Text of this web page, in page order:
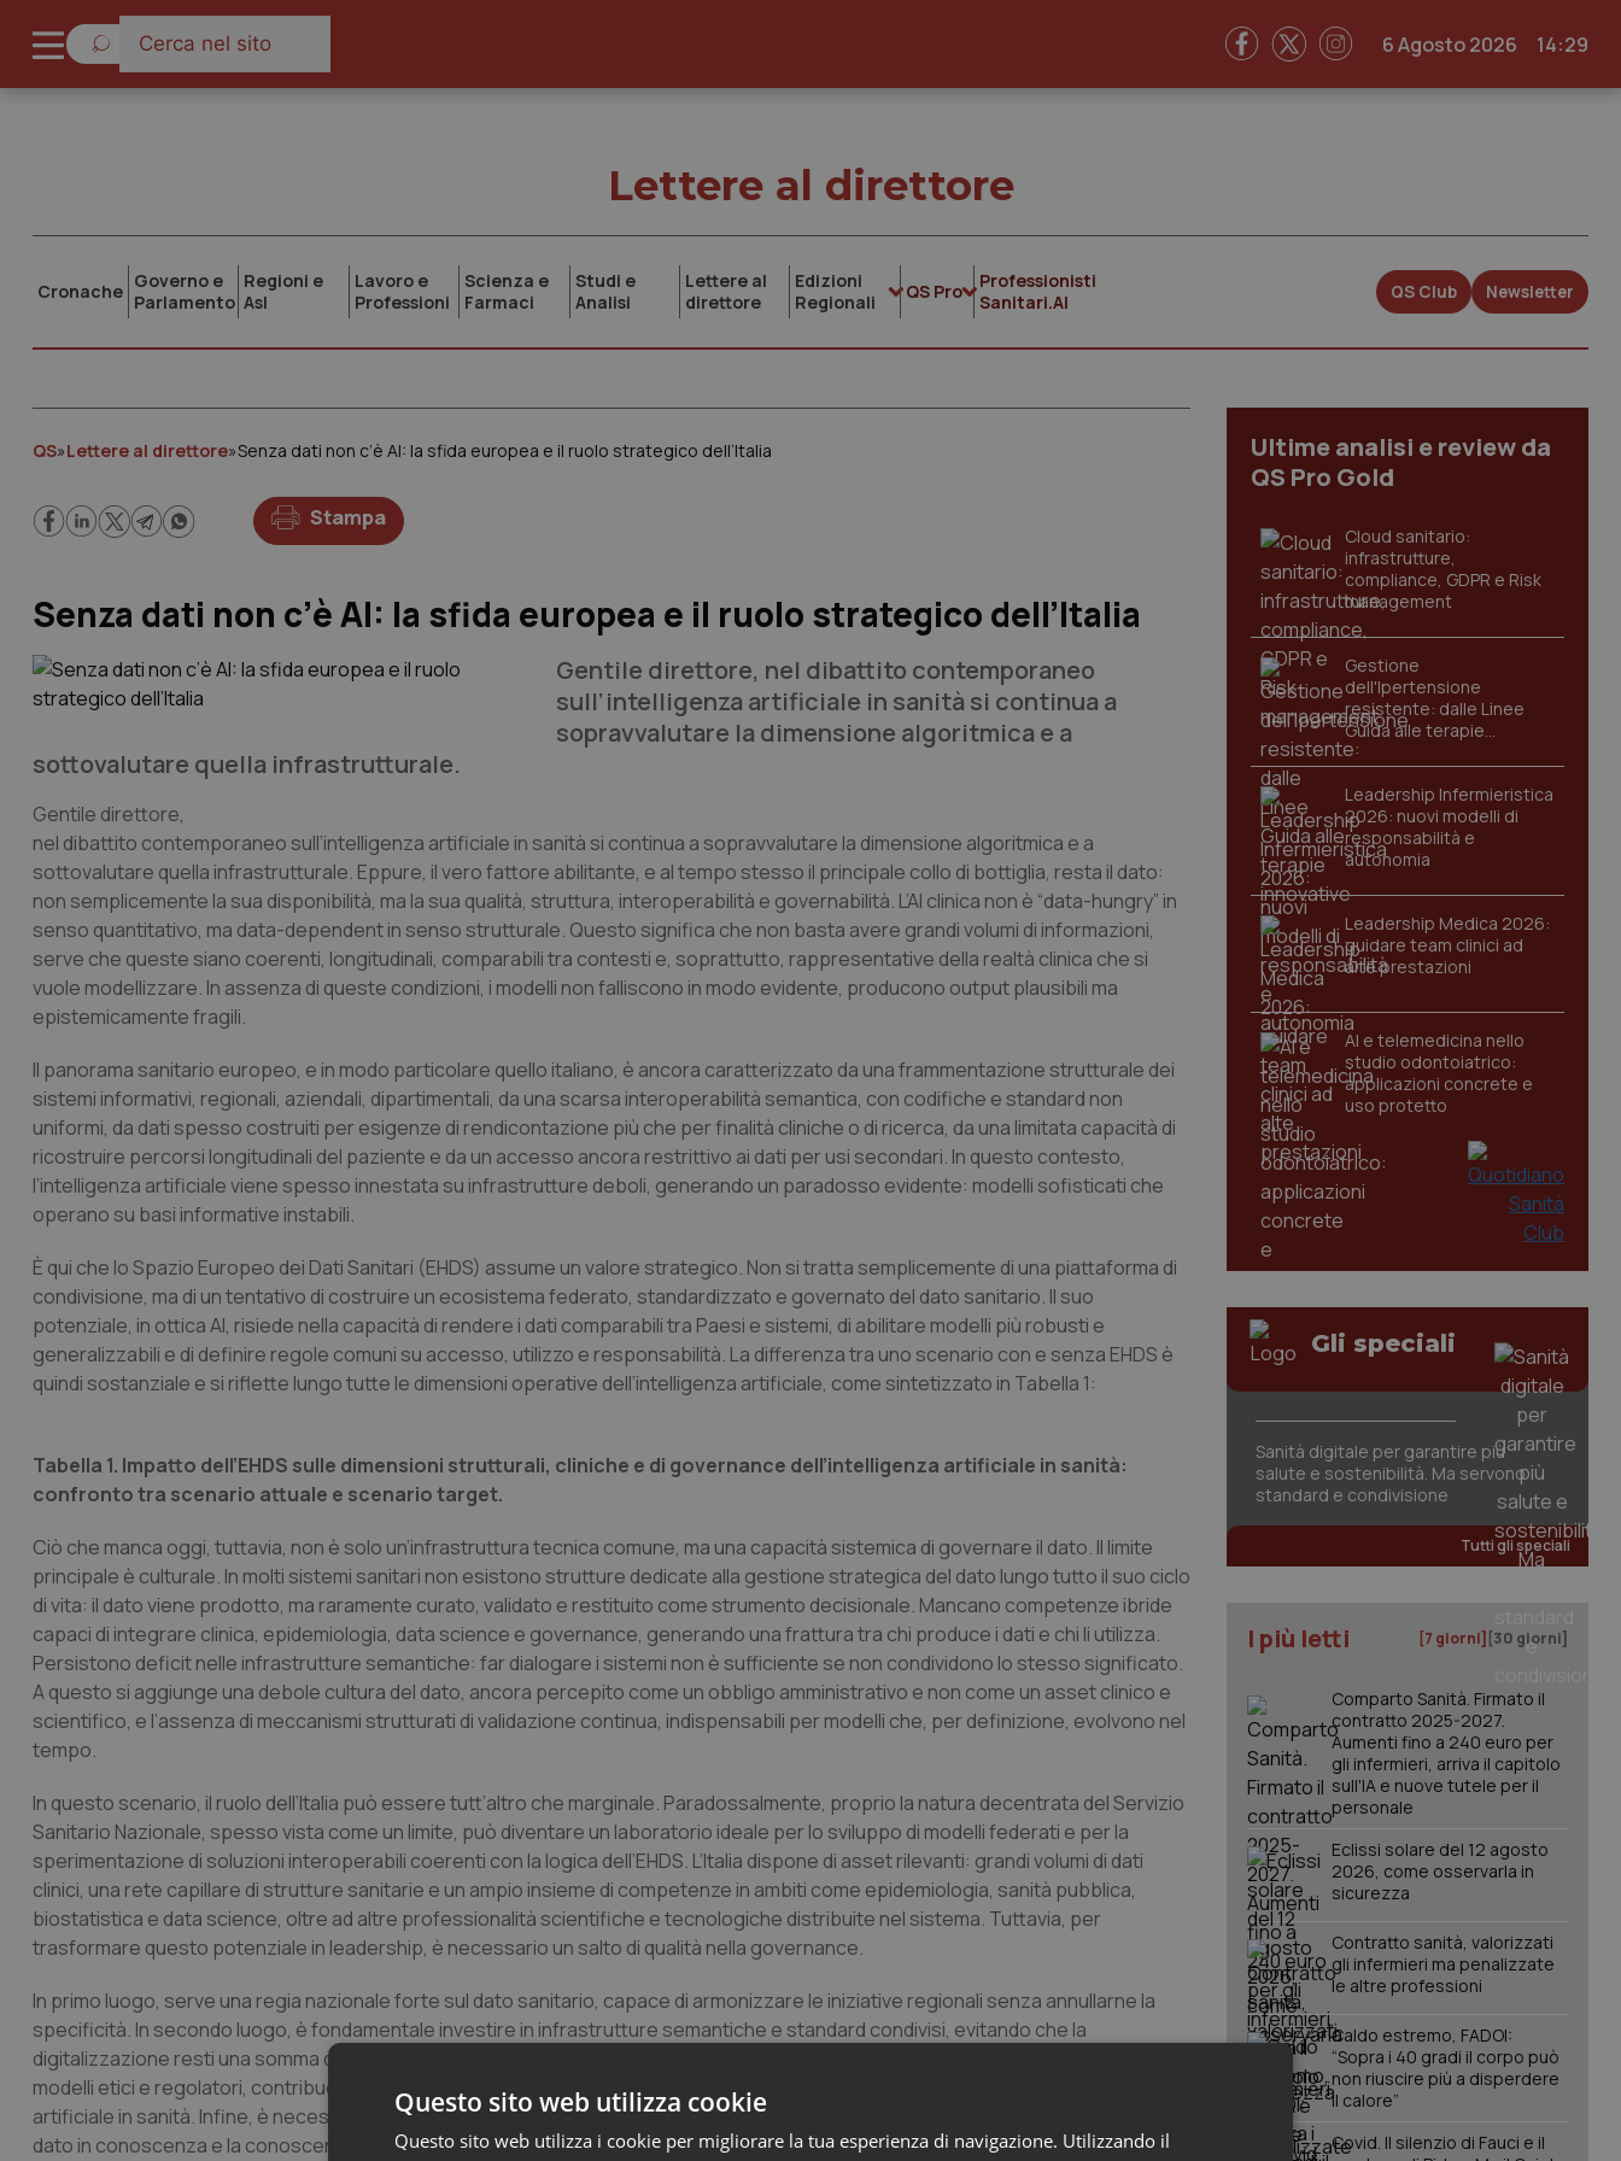
6 Agosto 2026 14:29
Lettere al direttore
Cronache Governo e
Parlamento
Regioni e
Asl
Lavoro e
Professioni
Scienza e
Farmaci
Studi e
Analisi
Lettere al
direttore
Edizioni
Regionali
QS Pro
Professionisti
Sanitari.AI
QS Club Newsletter
QS»Lettere al direttore»Senza dati non c’è AI: la sfida europea e il ruolo strategico dell’Italia
Stampa
Senza dati non c’è AI: la sfida europea e il ruolo strategico dell’Italia
Gentile direttore, nel dibattito contemporaneo
sull’intelligenza artificiale in sanità si continua a
sopravvalutare la dimensione algoritmica e a
sottovalutare quella infrastrutturale.
Gentile direttore,
nel dibattito contemporaneo sull’intelligenza artificiale in sanità si continua a sopravvalutare la dimensione algoritmica e a
sottovalutare quella infrastrutturale. Eppure, il vero fattore abilitante, e al tempo stesso il principale collo di bottiglia, resta il dato:
non semplicemente la sua disponibilità, ma la sua qualità, struttura, interoperabilità e governabilità. L’AI clinica non è “data-hungry” in
senso quantitativo, ma data-dependent in senso strutturale. Questo significa che non basta avere grandi volumi di informazioni,
serve che queste siano coerenti, longitudinali, comparabili tra contesti e, soprattutto, rappresentative della realtà clinica che si
vuole modellizzare. In assenza di queste condizioni, i modelli non falliscono in modo evidente, producono output plausibili ma
epistemicamente fragili.
Il panorama sanitario europeo, e in modo particolare quello italiano, è ancora caratterizzato da una frammentazione strutturale dei
sistemi informativi, regionali, aziendali, dipartimentali, da una scarsa interoperabilità semantica, con codifiche e standard non
uniformi, da dati spesso costruiti per esigenze di rendicontazione più che per finalità cliniche o di ricerca, da una limitata capacità di
ricostruire percorsi longitudinali del paziente e da un accesso ancora restrittivo ai dati per usi secondari. In questo contesto,
l’intelligenza artificiale viene spesso innestata su infrastrutture deboli, generando un paradosso evidente: modelli sofisticati che
operano su basi informative instabili.
È qui che lo Spazio Europeo dei Dati Sanitari (EHDS) assume un valore strategico. Non si tratta semplicemente di una piattaforma di
condivisione, ma di un tentativo di costruire un ecosistema federato, standardizzato e governato del dato sanitario. Il suo
potenziale, in ottica AI, risiede nella capacità di rendere i dati comparabili tra Paesi e sistemi, di abilitare modelli più robusti e
generalizzabili e di definire regole comuni su accesso, utilizzo e responsabilità. La differenza tra uno scenario con e senza EHDS è
quindi sostanziale e si riflette lungo tutte le dimensioni operative dell’intelligenza artificiale, come sintetizzato in Tabella 1:
Tabella 1. Impatto dell’EHDS sulle dimensioni strutturali, cliniche e di governance dell’intelligenza artificiale in sanità:
confronto tra scenario attuale e scenario target.
Ciò che manca oggi, tuttavia, non è solo un’infrastruttura tecnica comune, ma una capacità sistemica di governare il dato. Il limite
principale è culturale. In molti sistemi sanitari non esistono strutture dedicate alla gestione strategica del dato lungo tutto il suo ciclo
di vita: il dato viene prodotto, ma raramente curato, validato e restituito come strumento decisionale. Mancano competenze ibride
capaci di integrare clinica, epidemiologia, data science e governance, generando una frattura tra chi produce i dati e chi li utilizza.
Persistono deficit nelle infrastrutture semantiche: far dialogare i sistemi non è sufficiente se non condividono lo stesso significato.
A questo si aggiunge una debole cultura del dato, ancora percepito come un obbligo amministrativo e non come un asset clinico e
scientifico, e l’assenza di meccanismi strutturati di validazione continua, indispensabili per modelli che, per definizione, evolvono nel
tempo.
In questo scenario, il ruolo dell’Italia può essere tutt’altro che marginale. Paradossalmente, proprio la natura decentrata del Servizio
Sanitario Nazionale, spesso vista come un limite, può diventare un laboratorio ideale per lo sviluppo di modelli federati e per la
sperimentazione di soluzioni interoperabili coerenti con la logica dell’EHDS. L’Italia dispone di asset rilevanti: grandi volumi di dati
clinici, una rete capillare di strutture sanitarie e un ampio insieme di competenze in ambiti come epidemiologia, sanità pubblica,
biostatistica e data science, oltre ad altre professionalità scientifiche e tecnologiche distribuite nel sistema. Tuttavia, per
trasformare questo potenziale in leadership, è necessario un salto di qualità nella governance.
In primo luogo, serve una regia nazionale forte sul dato sanitario, capace di armonizzare le iniziative regionali senza annullarne la
specificità. In secondo luogo, è fondamentale investire in infrastrutture semantiche e standard condivisi, evitando che la
digitalizzazione resti una somma di sistemi non comunicanti. In terzo luogo, l’Italia può giocare un ruolo chiave nella definizione di
modelli etici e regolatori, contribuendo al dibattito europeo su trasparenza, accountability e uso responsabile dell’intelligenza
artificiale in sanità. Infine, è necessario costruire un ecosistema di competenze, formando figure ibride che sappiano tradurre il
dato in conoscenza e la conoscenza in decisione.
Ultime analisi e review da
QS Pro Gold
Cloud sanitario:
infrastrutture,
compliance, GDPR e Risk
management
Gestione
dell'Ipertensione
resistente: dalle Linee
Guida alle terapie
innovative
Leadership Infermieristica
2026: nuovi modelli di
responsabilità e
autonomia
Leadership Medica 2026:
guidare team clinici ad
alte prestazioni
AI e telemedicina nello
studio odontoiatrico:
applicazioni concrete e
uso protetto
Gli speciali
Sanità digitale per garantire più
salute e sostenibilità. Ma servono
standard e condivisione
Tutti gli speciali
I più letti [7 giorni] [30 giorni]
Comparto Sanità. Firmato il
contratto 2025-2027.
Aumenti fino a 240 euro per
gli infermieri, arriva il capitolo
sull'IA e nuove tutele per il
personale
Eclissi solare del 12 agosto
2026, come osservarla in
sicurezza
Contratto sanità, valorizzati
gli infermieri ma penalizzate
le altre professioni
Caldo estremo, FADOI:
“Sopra i 40 gradi il corpo può
non riuscire più a disperdere
il calore”
Covid. Il silenzio di Fauci e il
Questo sito web utilizza cookie
Questo sito web utilizza i cookie per migliorare la tua esperienza di navigazione. Utilizzando il